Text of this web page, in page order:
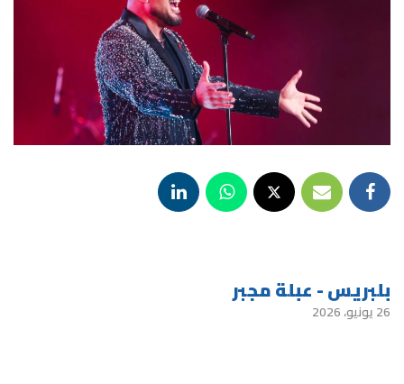
بلبريس - عبلة مجبر
26 يونيو، 2026